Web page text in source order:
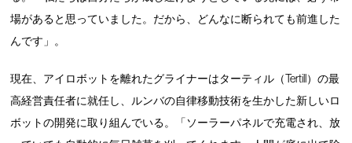
場があると思っていました。だから、どんなに断られても前進した
んです」。
現在、アイロボットを離れたグライナーはターティル（Tertill）の最
高経営責任者に就任し、ルンバの自律移動技術を生かした新しいロ
ボットの開発に取り組んでいる。「ソーラーパネルで充電され、放